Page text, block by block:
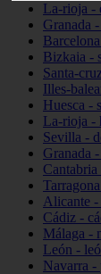
La-rioja -
Granada
Bizkaia -
Santa-
Illes-
Huesca -
La-rioja -
Sevilla -
Granada
Cantabria
Alicante -
Cádiz -
Málaga -
León -
Navarra -